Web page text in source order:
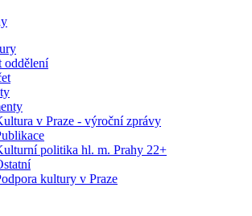
oddělení
v Praze - výroční zprávy
politika hl. m. Prahy 22+
kultury v Praze